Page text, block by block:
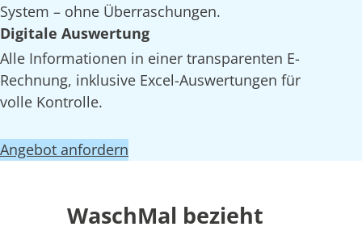
System – ohne Überraschungen.
Digitale Auswertung
Alle Informationen in einer transparenten E-
Rechnung, inklusive Excel-Auswertungen für
volle Kontrolle.
Angebot anfordern
WaschMal bezieht